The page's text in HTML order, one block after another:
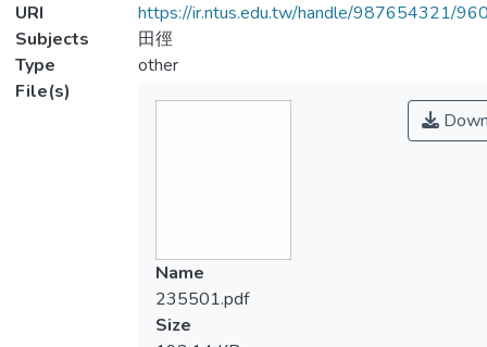
URI
https://ir.ntus.edu.tw/handle/987654321/
Subjects
田徑
Type
other
File(s)
Name
235501.pdf
Size